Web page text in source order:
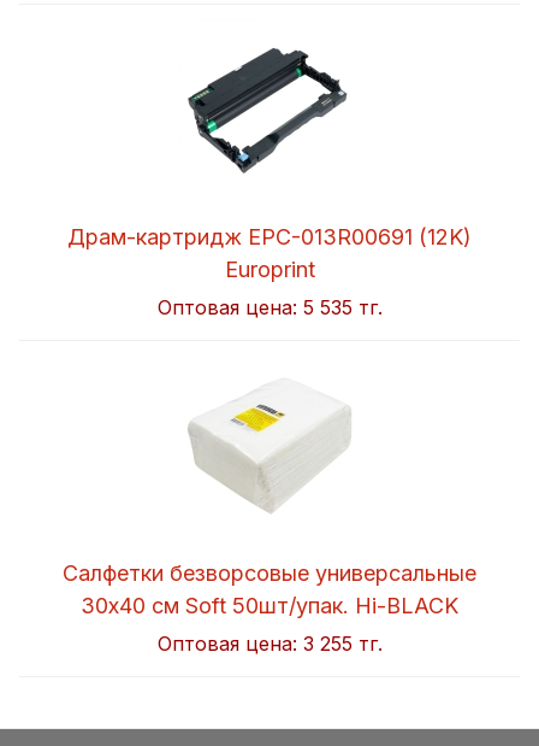
Драм-картридж EPC-013R00691 (12K)
Europrint
Оптовая цена: 5 535 тг.
Салфетки безворсовые универсальные
30x40 см Soft 50шт/упак. Hi-BLACK
Оптовая цена: 3 255 тг.